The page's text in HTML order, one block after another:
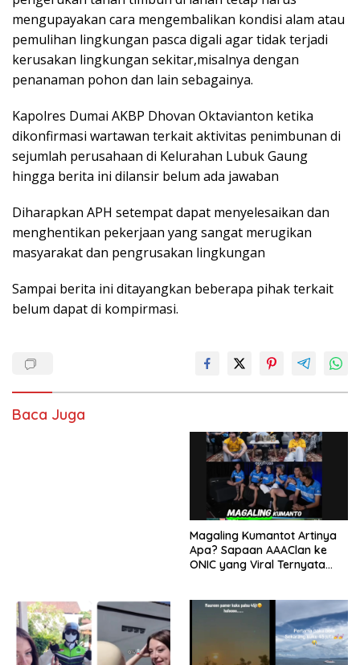
mengupayakan cara mengembalikan kondisi alam atau
pemulihan lingkungan pasca digali agar tidak terjadi
kerusakan lingkungan sekitar,misalnya dengan
penanaman pohon dan lain sebagainya.
Kapolres Dumai AKBP Dhovan Oktavianton ketika
dikonfirmasi wartawan terkait aktivitas penimbunan di
sejumlah perusahaan di Kelurahan Lubuk Gaung
hingga berita ini dilansir belum ada jawaban
Diharapkan APH setempat dapat menyelesaikan dan
menghentikan pekerjaan yang sangat merugikan
masyarakat dan pengrusakan lingkungan
Sampai berita ini ditayangkan beberapa pihak terkait
belum dapat di kompirmasi.
Baca Juga
Magaling Kumantot Artinya
Apa? Sapaan AAAClan ke
ONIC yang Viral Ternyata